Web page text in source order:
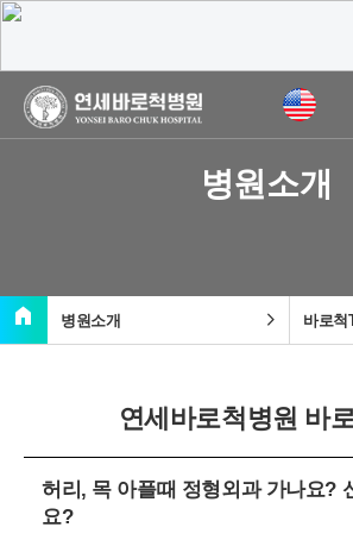
병원소개
home 병원소개 chevron_right 바로척
연세바로척병원 바
허리, 목 아플때 정형외과 가나요?
요?
진료예약 및
실시간상담문
질문을 남겨주시면,